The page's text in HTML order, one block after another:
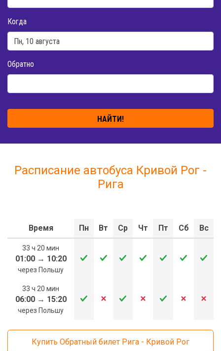
Когда
Обратно
НАЙТИ!
Расписание автобуса Кривой Рог -
Рига
Время Пн Вт Ср Чт Пт Сб Вс
33 ч 20 мин
01:00→ 10:20
через Польшу
33 ч 20 мин
06:00→ 15:20
через Польшу
Купить Обратный билет Рига - Кривой Рог